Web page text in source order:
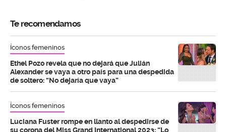
Te recomendamos
Íconos femeninos
Ethel Pozo revela que no dejará que Julián
Alexander se vaya a otro país para una despedida
de soltero: “No dejaría que vaya”
Íconos femeninos
Luciana Fuster rompe en llanto al despedirse de
su corona del Miss Grand International 2023: “Lo